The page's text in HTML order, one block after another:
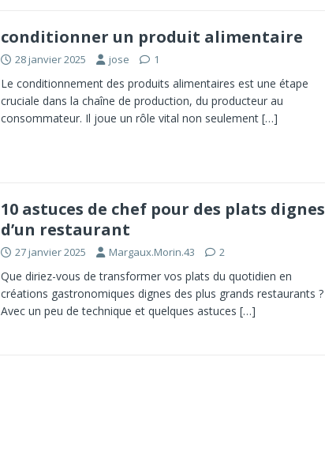
conditionner un produit alimentaire
28 janvier 2025 jose 1
Le conditionnement des produits alimentaires est une étape
cruciale dans la chaîne de production, du producteur au
consommateur. Il joue un rôle vital non seulement […]
10 astuces de chef pour des plats dignes
d’un restaurant
27 janvier 2025 Margaux.Morin.43 2
Que diriez-vous de transformer vos plats du quotidien en
créations gastronomiques dignes des plus grands restaurants ?
Avec un peu de technique et quelques astuces […]